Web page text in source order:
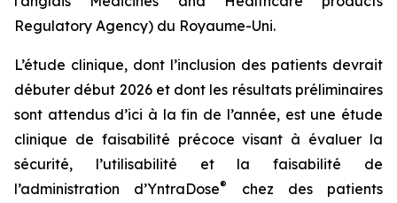
Regulatory Agency) du Royaume-Uni.
L’étude clinique, dont l’inclusion des patients devrait
débuter début 2026 et dont les résultats préliminaires
sont attendus d’ici à la fin de l’année, est une étude
clinique de faisabilité précoce visant à évaluer la
sécurité, l’utilisabilité et la faisabilité de
l’administration d’YntraDose®
chez des patients